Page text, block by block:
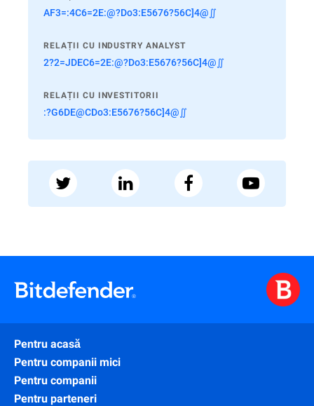
AF3=:4C6=2E:@?Do3:E5676?56C]4@∬
RELAȚII CU INDUSTRY ANALYST
2?2=JDEC6=2E:@?Do3:E5676?56C]4@∬
RELAȚII CU INVESTITORII
:?G6DE@CDo3:E5676?56C]4@∬
Pentru acasă
Pentru companii mici
Pentru companii
Pentru parteneri